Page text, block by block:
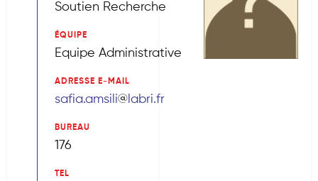
Soutien Recherche
ÉQUIPE
Equipe Administrative
ADRESSE E-MAIL
safia.amsili labri.fr
BUREAU
176
TEL